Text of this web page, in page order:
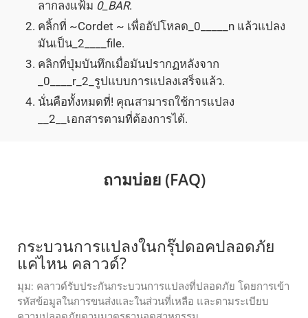
ลากลงแฟ้ม 0_BAR.
คลิ้กที่ ~Cordet ~ เพื่ออัปโหลด_0_____n แล้วแปลง
มันเป็น_2____file.
คลิกที่ปุ่มบันทึกเมื่อมันปรากฏหลังจาก
_0____r_2_รูปแบบการแปลงเสร็จแล้ว.
นั่นคือทั้งหมดที่! คุณสามารถใช้การแปลง
__2__เอกสารตามที่ต้องการได้.
ถามบ่อย (FAQ)
กระบวนการแปลงในกรุ๊ปดอคปลอดภัย
แค่ไหน คลาวด์?
มุม: คลาวด์รับประกันกระบวนการแปลงที่ปลอดภัย โดยการเข้า
รหัสข้อมูลในการขนส่งและในส่วนที่เหลือ และตามระเบียบ